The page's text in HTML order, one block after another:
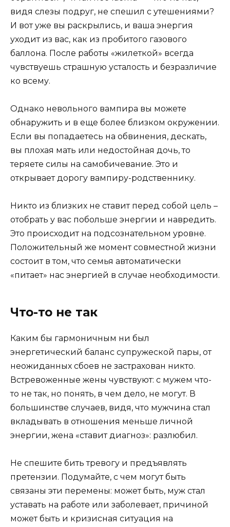
видя слезы подруг, не спешил с утешениями?
И вот уже вы раскрылись, и ваша энергия
уходит из вас, как из пробитого газового
баллона. После работы «жилеткой» всегда
чувствуешь страшную усталость и безразличие
ко всему.
Однако невольного вампира вы можете
обнаружить и в еще более близком окружении.
Если вы попадаетесь на обвинения, дескать,
вы плохая мать или недостойная дочь, то
теряете силы на самобичевание. Это и
открывает дорогу вампиру-родственнику.
Никто из близких не ставит перед собой цель –
отобрать у вас побольше энергии и навредить.
Это происходит на подсознательном уровне.
Положительный же момент совместной жизни
состоит в том, что семья автоматически
«питает» нас энергией в случае необходимости.
Что-то не так
Каким бы гармоничным ни был
энергетический баланс супружеской пары, от
неожиданных сбоев не застрахован никто.
Встревоженные жены чувствуют: с мужем что-
то не так, но понять, в чем дело, не могут. В
большинстве случаев, видя, что мужчина стал
вкладывать в отношения меньше личной
энергии, жена «ставит диагноз»: разлюбил.
Не спешите бить тревогу и предъявлять
претензии. Подумайте, с чем могут быть
связаны эти перемены: может быть, муж стал
уставать на работе или заболевает, причиной
может быть и кризисная ситуация на